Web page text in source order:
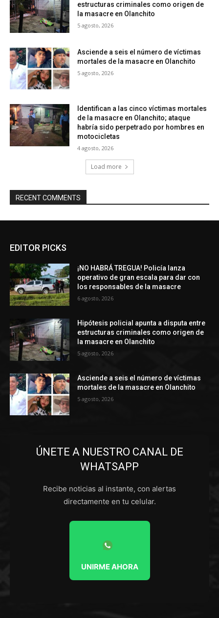
estructuras criminales como origen de
la masacre en Olanchito
5 agosto, 2026
Asciende a seis el número de víctimas
mortales de la masacre en Olanchito
5 agosto, 2026
Identifican a las cinco víctimas mortales
de la masacre en Olanchito; ataque
habría sido perpetrado por hombres en
motocicletas
4 agosto, 2026
Load more
RECENT COMMENTS
EDITOR PICKS
¡NO HABRÁ TREGUA! Policía lanza
operativo de gran escala para dar con
los responsables de la masacre
6 agosto, 2026
Hipótesis policial apunta a disputa entre
estructuras criminales como origen de
la masacre en Olanchito
5 agosto, 2026
Asciende a seis el número de víctimas
mortales de la masacre en Olanchito
5 agosto, 2026
ÚNETE A NUESTRO CANAL DE
WHATSAPP
Recibe noticias al instante, con alertas
directamente en tu celular.
UNIRME AHORA